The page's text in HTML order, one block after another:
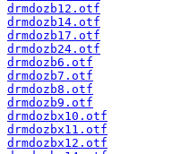
drmdozb12.otf
drmdozb14.otf
drmdozb17.otf
drmdozb24.otf
drmdozb6.otf
drmdozb7.otf
drmdozb8.otf
drmdozb9.otf
drmdozbx10.otf
drmdozbx11.otf
drmdozbx12.otf